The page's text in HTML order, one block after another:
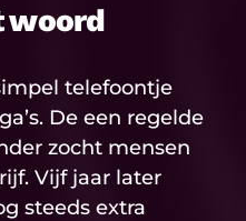
woord
telefoontje
De een regelde
zocht mensen
Vijf jaar later
steeds extra